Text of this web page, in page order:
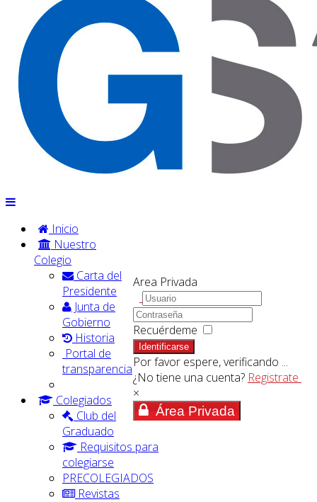
Area Privada
Recuérdeme
Identificarse
Por favor espere, verificando ...
¿No tiene una cuenta? Registrate
×
Área Privada
Inicio
Nuestro
Colegio
Carta del
Presidente
Junta de
Gobierno
Historia
Portal de
transparencia
Colegiados
Club del
Graduado
Requisitos para
colegiarse
PRECOLEGIADOS
Revistas